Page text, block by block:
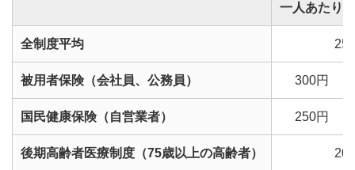
一人あたり
全制度平均
被用者保険（会社員、公務員） 300円
国民健康保険（自営業者） 250円
後期高齢者医療制度（75歳以上の高齢者）